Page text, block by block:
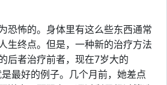
恐怖的。身体里有这么些东西通常
生终点。但是，一种新的治疗方法
后者治疗前者，现在7岁大的
最好的例子。几个月前，她差点